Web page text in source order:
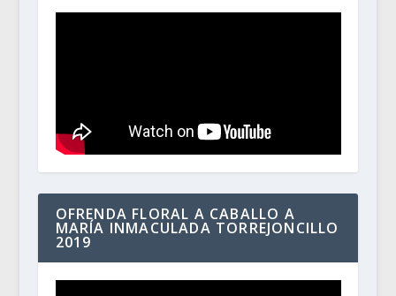
OFRENDA FLORAL A CABALLO A
MARÍA INMACULADA TORREJONCILLO
2019